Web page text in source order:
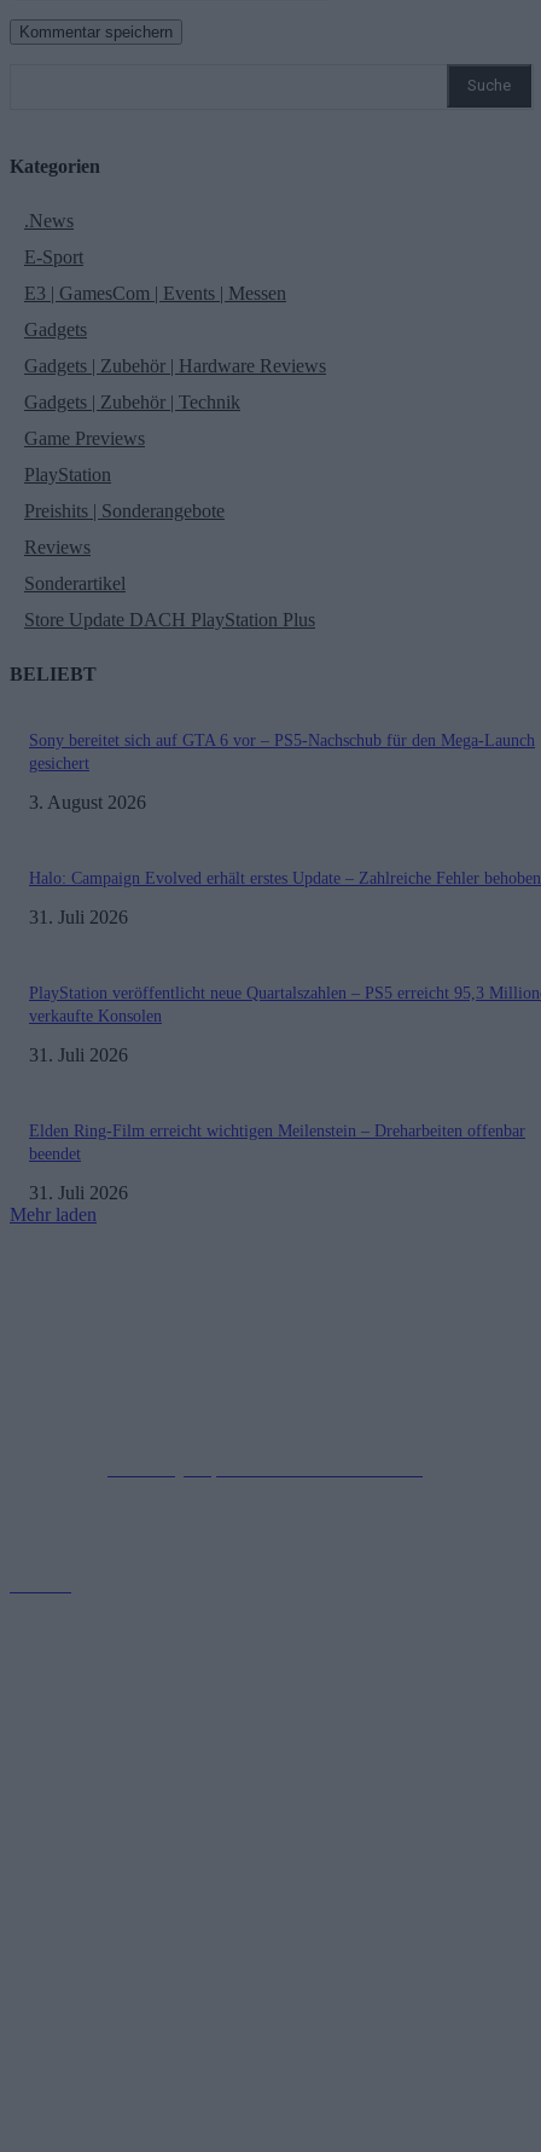
Suche
Kategorien
.News
E-Sport
E3 | GamesCom | Events | Messen
Gadgets
Gadgets | Zubehör | Hardware Reviews
Gadgets | Zubehör | Technik
Game Previews
PlayStation
Preishits | Sonderangebote
Reviews
Sonderartikel
Store Update DACH PlayStation Plus
BELIEBT
Sony bereitet sich auf GTA 6 vor – PS5-Nachschub für den Mega-Launch
gesichert
3. August 2026
Halo: Campaign Evolved erhält erstes Update – Zahlreiche Fehler behoben
31. Juli 2026
PlayStation veröffentlicht neue Quartalszahlen – PS5 erreicht 95,3
verkaufte Konsolen
31. Juli 2026
Elden Ring-Film erreicht wichtigen Meilenstein – Dreharbeiten offenbar
beendet
31. Juli 2026
Mehr laden